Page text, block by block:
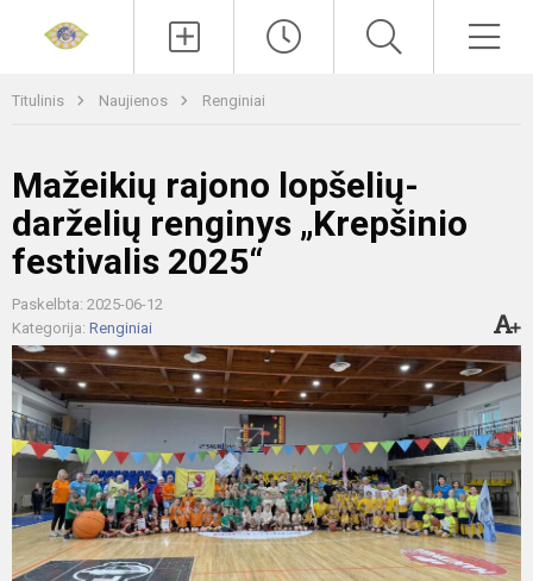
Titulinis Naujienos Renginiai
Mažeikių rajono lopšelių-
darželių renginys „Krepšinio
festivalis 2025“
Paskelbta: 2025-06-12
Kategorija: Renginiai